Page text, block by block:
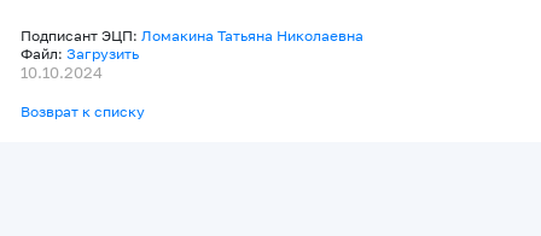
Подписант ЭЦП: Ломакина Татьяна Николаевна
Файл: Загрузить
10.10.2024
Возврат к списку